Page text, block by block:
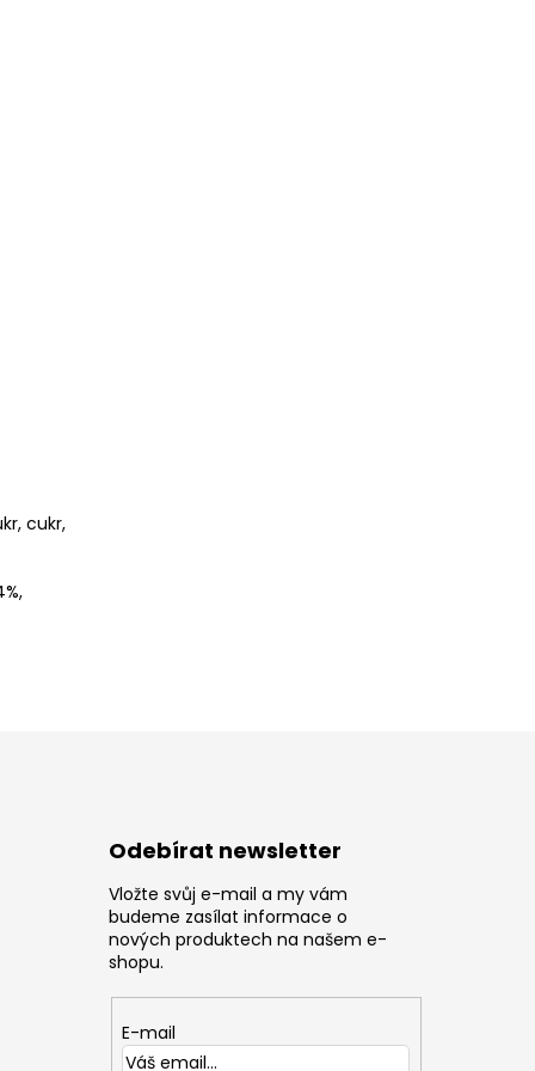
cukr,
Odebírat newsletter
Vložte svůj e-mail a my vám
budeme zasílat informace o
nových produktech na našem e-
shopu.
E-mail